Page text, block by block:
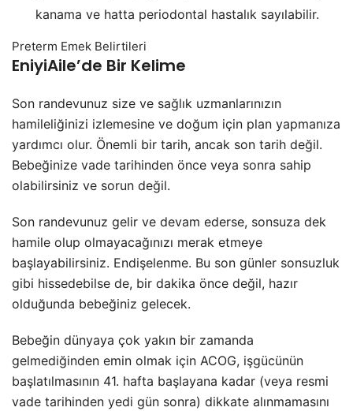
kanama ve hatta periodontal hastalık sayılabilir.
Preterm Emek Belirtileri
EniyiAile’de Bir Kelime
Son randevunuz size ve sağlık uzmanlarınızın
hamileliğinizi izlemesine ve doğum için plan yapmanıza
yardımcı olur. Önemli bir tarih, ancak son tarih değil.
Bebeğinize vade tarihinden önce veya sonra sahip
olabilirsiniz ve sorun değil.
Son randevunuz gelir ve devam ederse, sonsuza dek
hamile olup olmayacağınızı merak etmeye
başlayabilirsiniz. Endişelenme. Bu son günler sonsuzluk
gibi hissedebilse de, bir dakika önce değil, hazır
olduğunda bebeğiniz gelecek.
Bebeğin dünyaya çok yakın bir zamanda
gelmediğinden emin olmak için ACOG, işgücünün
başlatılmasının 41. hafta başlayana kadar (veya resmi
vade tarihinden yedi gün sonra) dikkate alınmamasını